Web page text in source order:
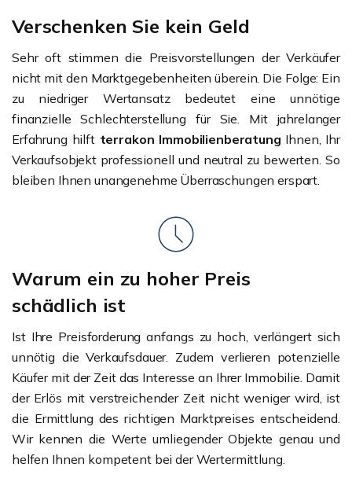
Verschenken Sie kein Geld
Sehr oft stimmen die Preisvorstellungen der Verkäufer
nicht mit den Marktgegebenheiten überein. Die Folge: Ein
zu niedriger Wertansatz bedeutet eine unnötige
finanzielle Schlechterstellung für Sie. Mit jahrelanger
Erfahrung hilft terrakon Immobilienberatung Ihnen, Ihr
Verkaufsobjekt professionell und neutral zu bewerten. So
bleiben Ihnen unangenehme Überraschungen erspart.
Warum ein zu hoher Preis
schädlich ist
Ist Ihre Preisforderung anfangs zu hoch, verlängert sich
unnötig die Verkaufsdauer. Zudem verlieren potenzielle
Käufer mit der Zeit das Interesse an Ihrer Immobilie. Damit
der Erlös mit verstreichender Zeit nicht weniger wird, ist
die Ermittlung des richtigen Marktpreises entscheidend.
Wir kennen die Werte umliegender Objekte genau und
helfen Ihnen kompetent bei der Wertermittlung.